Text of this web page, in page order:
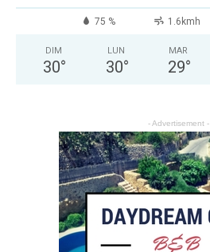
75 % 1.6kmh
DIM
30°
LUN
30°
MAR
29°
- Advertisement -